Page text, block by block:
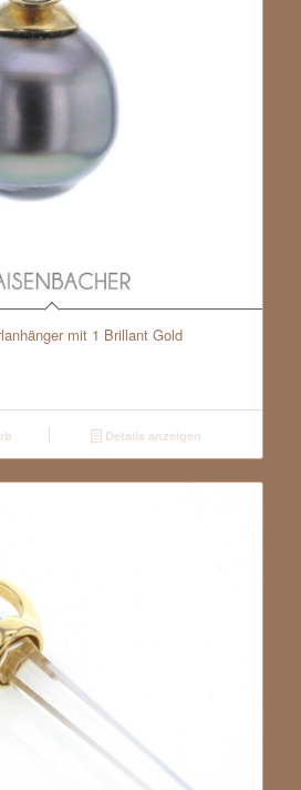
mit 1 Brillant Gold
Details anzeigen